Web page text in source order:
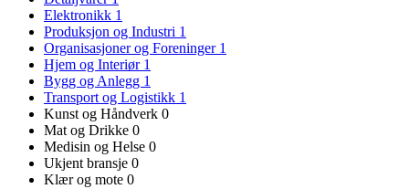
Elektronikk 1
Produksjon og Industri 1
Organisasjoner og Foreninger 1
Hjem og Interiør 1
Bygg og Anlegg 1
Transport og Logistikk 1
Kunst og Håndverk 0
Mat og Drikke 0
Medisin og Helse 0
Ukjent bransje 0
Klær og mote 0